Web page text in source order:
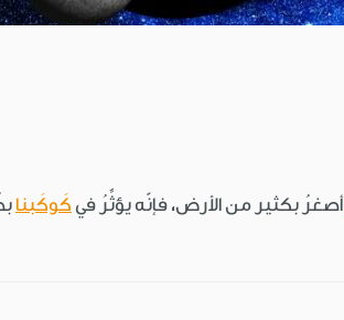
أصغرُ بكثير من الأرض، فإنّه يؤثِّرُ في كَوكَبنا